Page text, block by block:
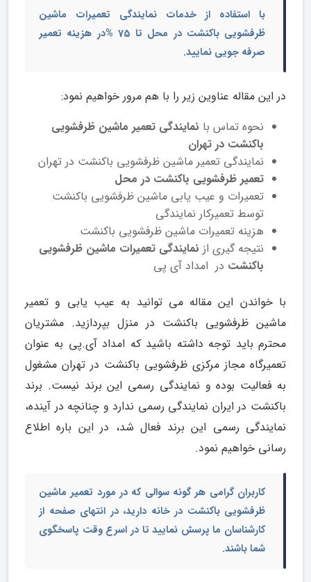
با استفاده از خدمات نمایندگی تعمیرات ماشین
ظرفشویی باکنشت در محل
تا 75 %در هزینه تعمیر
صرفه جویی نمایید.
در این مقاله عناوین زیر را با هم مرور خواهیم نمود:
نحوه تماس با نمایندگی تعمیر ماشین ظرفشویی
باکنشت در تهران
نمایندگی تعمیر ماشین ظرفشویی باکنشت در تهران
تعمیر ظرفشویی باکنشت در محل
تعمیرات و عیب یابی ماشین ظرفشویی باکنشت
توسط تعمیرکار نمایندگی
هزینه تعمیرات ماشین ظرفشویی باکنشت
نتیجه گیری از نمایندگی تعمیرات ماشین ظرفشویی
باکنشت در امداد آی پی
با خواندن این مقاله می توانید به عیب یابی و تعمیر
ماشین ظرفشویی باکنشت در منزل بپردازید. مشتریان
محترم باید توجه داشته باشید که امداد آی.پی به عنوان
تعمیرگاه مجاز مرکزی ظرفشویی باکنشت در تهران مشغول
به فعالیت بوده و نمایندگی رسمی این برند نیست. برند
باکنشت در ایران نمایندگی رسمی ندارد و چنانچه در آینده،
نمایندگی رسمی این برند فعال شد، در این باره اطلاع
رسانی خواهیم نمود.
کاربران گرامی هر گونه سوالی که در مورد تعمیر ماشین
ظرفشویی باکنشت در خانه دارید، در انتهای صفحه از
کارشناسان ما پرسش نمایید تا در اسرع وقت پاسخگوی
شما باشند.